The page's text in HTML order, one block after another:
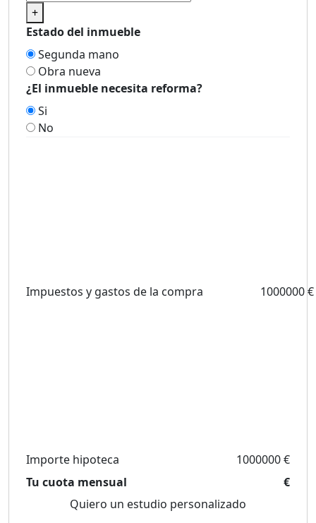
+
Estado del inmueble
Segunda mano
Obra nueva
¿El inmueble necesita reforma?
Si
No
Impuestos y gastos de la compra 1000000 €
Importe hipoteca
1000000 €
Tu cuota mensual
€
Quiero un estudio personalizado